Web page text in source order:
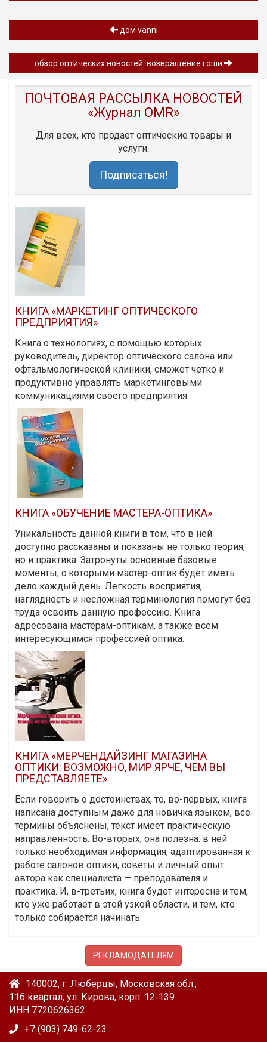
дом vanni
обзор oптических новостей: возвращение гоши
ПОЧТОВАЯ РАССЫЛКА НОВОСТЕЙ
«Журнал OMR»
Для всех, кто продает оптические товары и
услуги.
Подписаться!
КНИГА «МАРКЕТИНГ ОПТИЧЕСКОГО
ПРЕДПРИЯТИЯ»
Книга о технологиях, с помощью которых
руководитель, директор оптического салона или
офтальмологической клиники, сможет четко и
продуктивно управлять маркетинговыми
коммуникациями своего предприятия.
КНИГА «ОБУЧЕНИЕ МАСТЕРА-ОПТИКА»
Уникальность данной книги в том, что в ней
доступно рассказаны и показаны не только теория,
но и практика. Затронуты основные базовые
моменты, с которыми мастер-оптик будет иметь
дело каждый день. Легкость восприятия,
наглядность и несложная терминология помогут без
труда освоить данную профессию. Книга
адресована мастерам-оптикам, а также всем
интересующимся профессией оптика.
КНИГА «МЕРЧЕНДАЙЗИНГ МАГАЗИНА
ОПТИКИ: ВОЗМОЖНО, МИР ЯРЧЕ, ЧЕМ ВЫ
ПРЕДСТАВЛЯЕТЕ»
Если говорить о достоинствах, то, во-первых, книга
написана доступным даже для новичка языком, все
термины объяснены, текст имеет практическую
направленность. Во-вторых, она полезна: в ней
только необходимая информация, адаптированная к
работе салонов оптики, советы и личный опыт
автора как специалиста — преподавателя и
практика. И, в-третьих, книга будет интересна и тем,
кто уже работает в этой узкой области, и тем, кто
только собирается начинать.
РЕКЛАМОДАТЕЛЯМ
140002, г. Люберцы, Московская обл.,
116 квартал, ул. Кирова, корп. 12-139
ИНН 7720626362
+7 (903) 749-62-23